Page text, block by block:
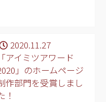
2020.11.27
「アイミツアワード
」のホームページ
作部門を受賞しまし
！